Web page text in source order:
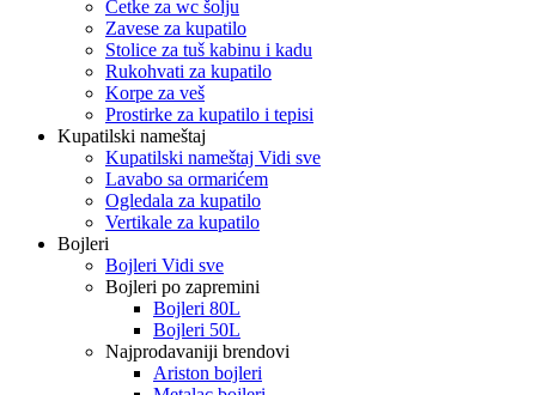
Četke za wc šolju
Zavese za kupatilo
Stolice za tuš kabinu i kadu
Rukohvati za kupatilo
Korpe za veš
Prostirke za kupatilo i tepisi
Kupatilski nameštaj
Kupatilski nameštaj Vidi sve
Lavabo sa ormarićem
Ogledala za kupatilo
Vertikale za kupatilo
Bojleri
Bojleri Vidi sve
Bojleri po zapremini
Bojleri 80L
Bojleri 50L
Najprodavaniji brendovi
Ariston bojleri